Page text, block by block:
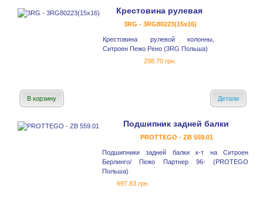
Крестовина рулевая
3RG - 3RG80223(15x16)
Крестовина рулевой колонны,
Ситроен Пежо Рено (3RG Польша)
298.70 грн.
В корзину Детали
Подшипник задней балки
PROTTEGO - ZB 559.01
Подшипники задней балки к-т на Ситроен
Берлинго/ Пежо Партнер 96- (PROTEGO
Польша)
697.83 грн.